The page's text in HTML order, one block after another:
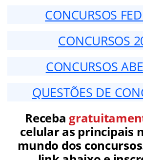
CONCURSOS
CONCURSOS
CONCURSOS
QUESTÕES DE
Receba
celular as principais
mundo dos